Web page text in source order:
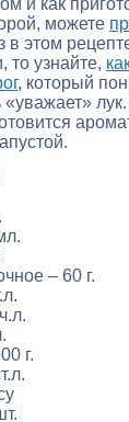
и как
можете
в этом
то узнайте,
, который
«уважает»
– 60 г.
г.